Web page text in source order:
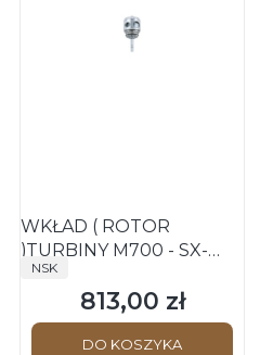
WKŁAD ( ROTOR
)TURBINY M700 - SX-
TU03 - ORGINAŁ NSK
PRODUCENT
NSK
Cena
813,00 zł
DO KOSZYKA